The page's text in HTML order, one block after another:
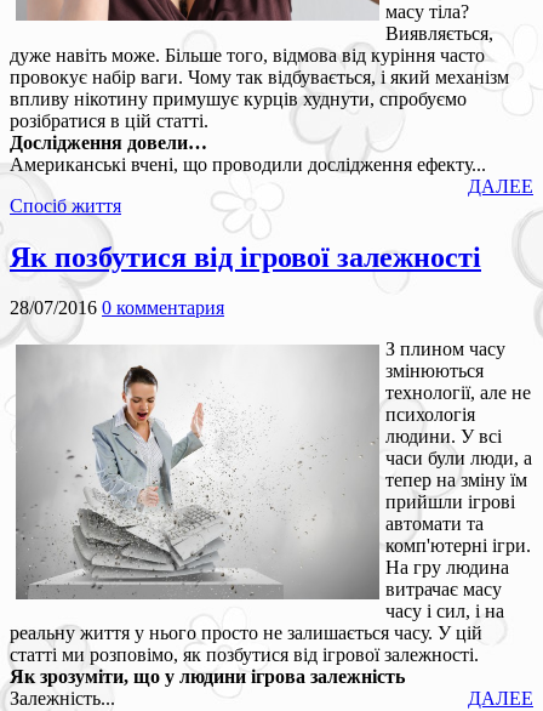
масу тіла?
Виявляється,
дуже навіть може. Більше того, відмова від куріння часто
провокує набір ваги. Чому так відбувається, і який механізм
впливу нікотину примушує курців худнути, спробуємо
розібратися в цій статті.
Дослідження довели…
Американські вчені, що проводили дослідження ефекту...
ДАЛЕЕ
Спосіб життя
Як позбутися від ігрової залежності
28/07/2016 0 комментария
З плином часу
змінюються
технології, але не
психологія
людини. У всі
часи були люди, а
тепер на зміну їм
прийшли ігрові
автомати та
комп'ютерні ігри.
На гру людина
витрачає масу
часу і сил, і на
реальну життя у нього просто не залишається часу. У цій
статті ми розповімо, як позбутися від ігрової залежності.
Як зрозуміти, що у людини ігрова залежність
Залежність...
ДАЛЕЕ